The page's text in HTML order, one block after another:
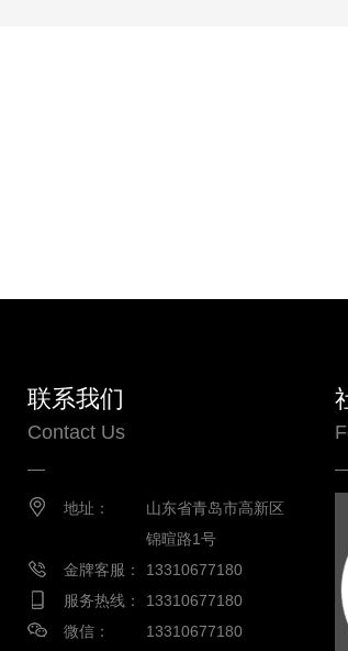
联系我们
Contact Us
地址：
山东省青岛市高新区
锦暄路1号
金牌客服：
13310677180
服务热线：
13310677180
微信：
13310677180